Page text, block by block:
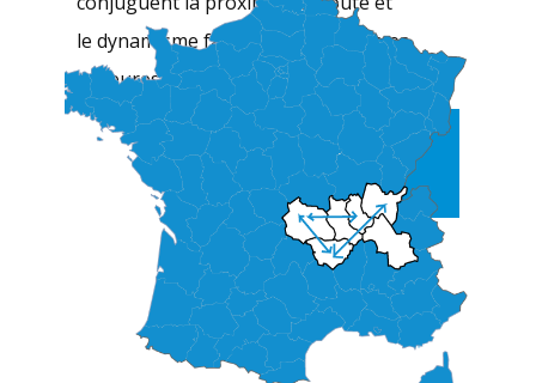
le dynamisme familiale comme forces
majeures !